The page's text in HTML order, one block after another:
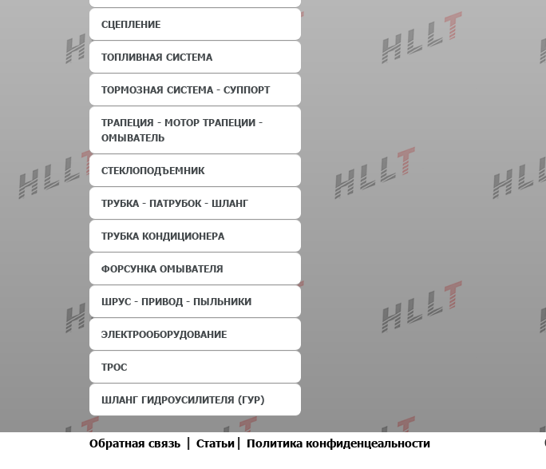
СЦЕПЛЕНИЕ
ТОПЛИВНАЯ СИСТЕМА
ТОРМОЗНАЯ СИСТЕМА - СУППОРТ
ТРАПЕЦИЯ - МОТОР ТРАПЕЦИИ -
ОМЫВАТЕЛЬ
СТЕКЛОПОДЪЕМНИК
ТРУБКА - ПАТРУБОК - ШЛАНГ
ТРУБКА КОНДИЦИОНЕРА
ФОРСУНКА ОМЫВАТЕЛЯ
ШРУС - ПРИВОД - ПЫЛЬНИКИ
ЭЛЕКТРООБОРУДОВАНИЕ
ТРОС
ШЛАНГ ГИДРОУСИЛИТЕЛЯ (ГУР)
Обратная связь | Статьи | Политика конфиденцеальности